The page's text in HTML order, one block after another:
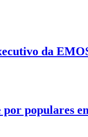
da
populares